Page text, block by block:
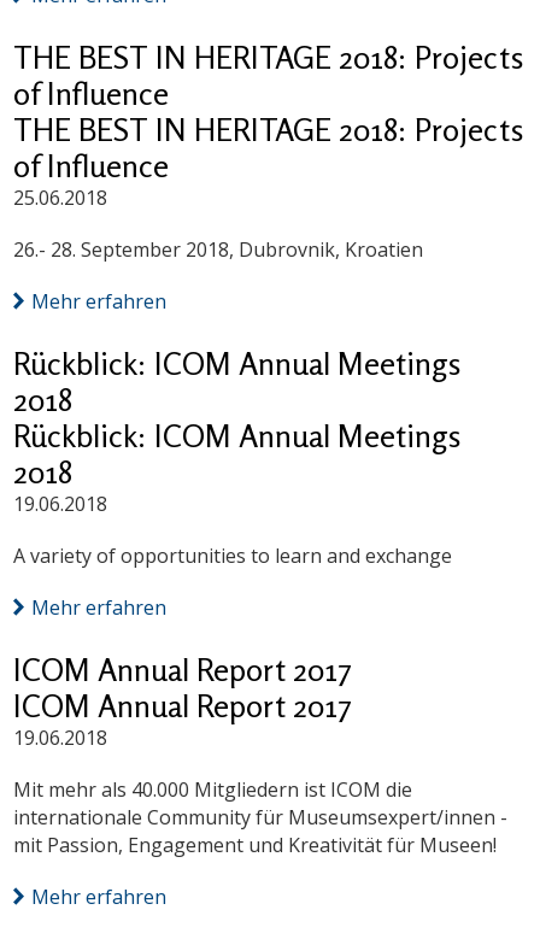
THE BEST IN HERITAGE 2018: Projects
of Influence
THE BEST IN HERITAGE 2018: Projects
of Influence
25.06.2018
26.- 28. September 2018, Dubrovnik, Kroatien
Mehr erfahren
Rückblick: ICOM Annual Meetings
2018
Rückblick: ICOM Annual Meetings
2018
19.06.2018
A variety of opportunities to learn and exchange
Mehr erfahren
ICOM Annual Report 2017
ICOM Annual Report 2017
19.06.2018
Mit mehr als 40.000 Mitgliedern ist ICOM die
internationale Community für Museumsexpert/innen -
mit Passion, Engagement und Kreativität für Museen!
Mehr erfahren